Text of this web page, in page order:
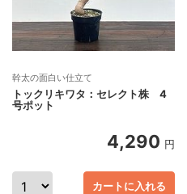
幹太の面白い仕立て
トックリキワタ：セレクト株 4
号ポット
4,290 円
カートに入れる